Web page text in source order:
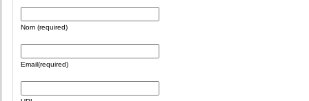
Nom (required)
Email(required)